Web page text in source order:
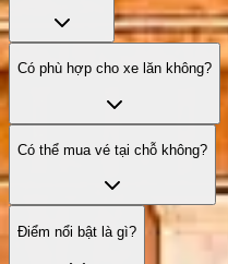
Có phù hợp cho xe lăn không?
Có thể mua vé tại chỗ không?
Điểm nổi bật là gì?